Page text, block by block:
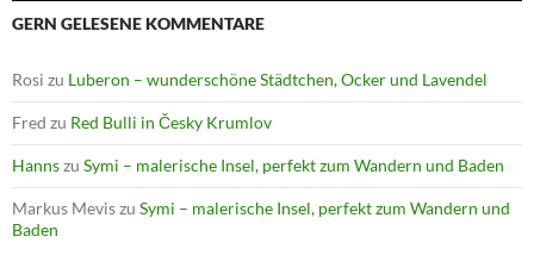
GERN GELESENE KOMMENTARE
Rosi zu Luberon – wunderschöne Städtchen, Ocker und Lavendel
Fred zu Red Bulli in Česky Krumlov
Hannszu Symi – malerische Insel, perfekt zum Wandern und Baden
Markus Meviszu Symi – malerische Insel, perfekt zum Wandern und
Baden